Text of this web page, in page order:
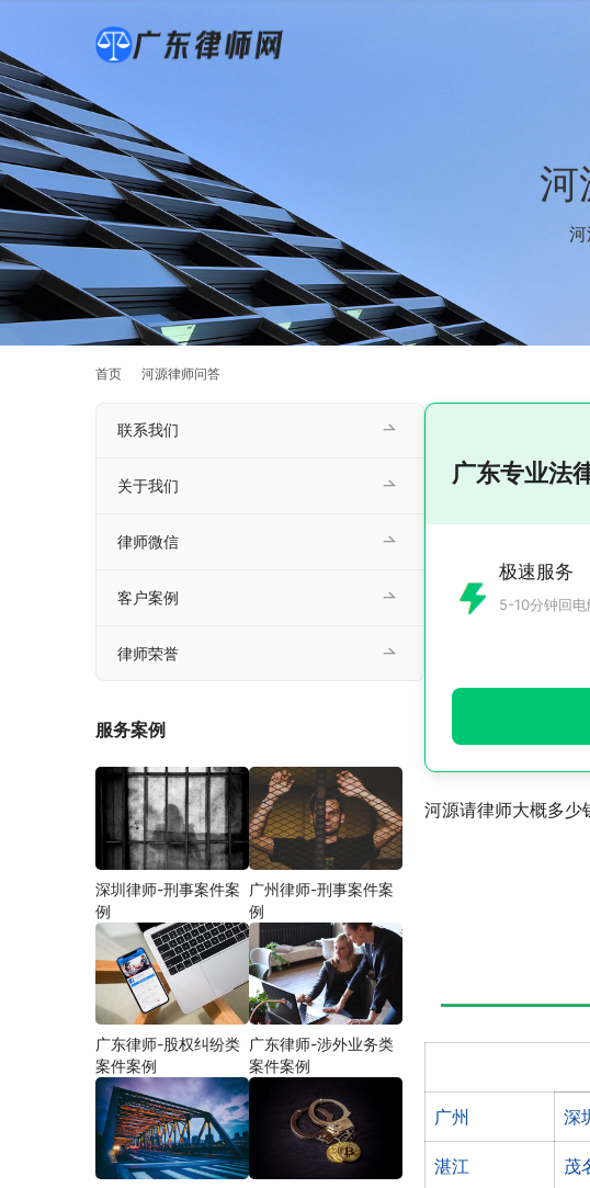
河
首页 河源律师问答
广东专业法
极速服务
5-10分钟回电
河源请律师大概多少
广州 深
湛江 茂
联系我们
关于我们
律师微信
客户案例
律师荣誉
服务案例
深圳律师-刑事案件案
例
广州律师-刑事案件案
例
广东律师-股权纠纷类
案件案例
广东律师-涉外业务类
案件案例